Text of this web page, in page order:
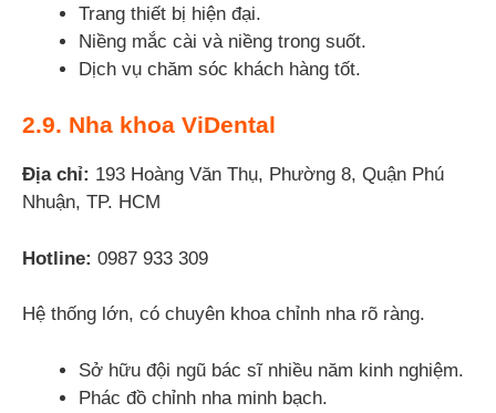
Trang thiết bị hiện đại.
Niềng mắc cài và niềng trong suốt.
Dịch vụ chăm sóc khách hàng tốt.
2.9. Nha khoa ViDental
Địa chỉ: 193 Hoàng Văn Thụ, Phường 8, Quận Phú
Nhuận, TP. HCM
Hotline: 0987 933 309
Hệ thống lớn, có chuyên khoa chỉnh nha rõ ràng.
Sở hữu đội ngũ bác sĩ nhiều năm kinh nghiệm.
Phác đồ chỉnh nha minh bạch.